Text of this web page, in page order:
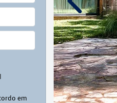
em
Anterior